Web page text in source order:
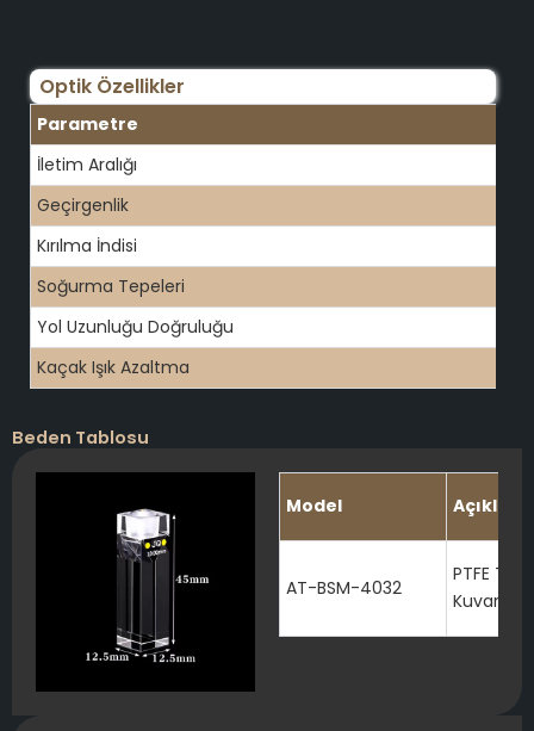
Optik Özellikler
Parametre
İletim Aralığı
Geçirgenlik
Kırılma İndisi
Soğurma Tepeleri
Yol Uzunluğu Doğruluğu
Kaçak Işık Azaltma
Beden Tablosu
Model
AT-BSM-4032
PTFE
Kuvars